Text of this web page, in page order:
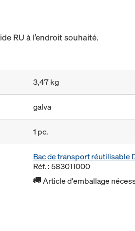
RU à l’endroit souhaité.
3,47 kg
galva
1 pc.
Bac de transport réutilisable
Réf. : 583011000
Article d'emballage